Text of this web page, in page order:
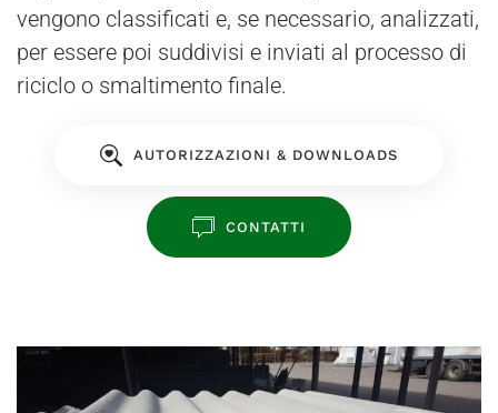
vengono classificati e, se necessario, analizzati,
per essere poi suddivisi e inviati al processo di
riciclo o smaltimento finale.
AUTORIZZAZIONI & DOWNLOADS
CONTATTI